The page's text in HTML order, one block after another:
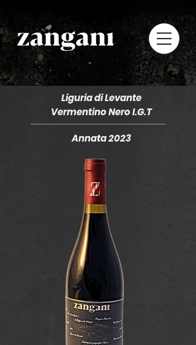
Liguria di Levante
Vermentino Nero I.G.T
Annata 2023